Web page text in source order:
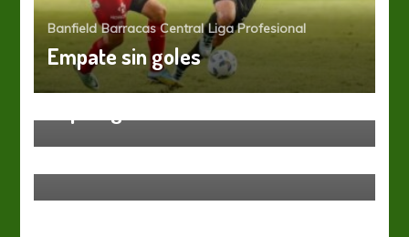
Banfield Barracas Central Liga Profesional
Empate sin goles
Arsenal Liga Profesional
El fixture de Arsenal en la